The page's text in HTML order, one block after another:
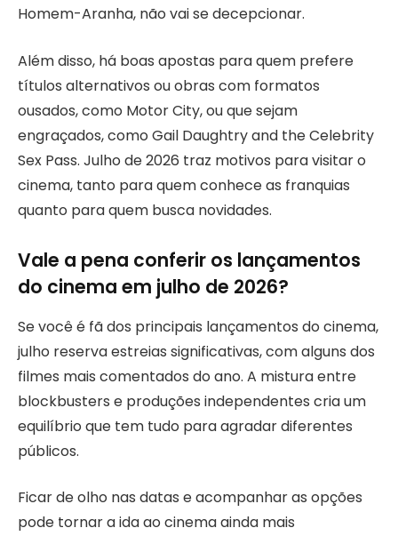
Homem-Aranha, não vai se decepcionar.
Além disso, há boas apostas para quem prefere
títulos alternativos ou obras com formatos
ousados, como Motor City, ou que sejam
engraçados, como Gail Daughtry and the Celebrity
Sex Pass. Julho de 2026 traz motivos para visitar o
cinema, tanto para quem conhece as franquias
quanto para quem busca novidades.
Vale a pena conferir os lançamentos
do cinema em julho de 2026?
Se você é fã dos principais lançamentos do cinema,
julho reserva estreias significativas, com alguns dos
filmes mais comentados do ano. A mistura entre
blockbusters e produções independentes cria um
equilíbrio que tem tudo para agradar diferentes
públicos.
Ficar de olho nas datas e acompanhar as opções
pode tornar a ida ao cinema ainda mais